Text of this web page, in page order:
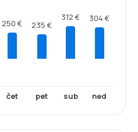
250 €
čet
235 €
pet
312 €
sub
304 €
ned